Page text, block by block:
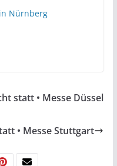
in Nürnberg
statt • Messe Düssel
• Messe Stuttgart